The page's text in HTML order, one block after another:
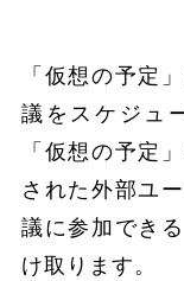
「仮想の予定
議をスケジュ
「仮想の予定
された外部ユ
議に参加でき
け取ります。